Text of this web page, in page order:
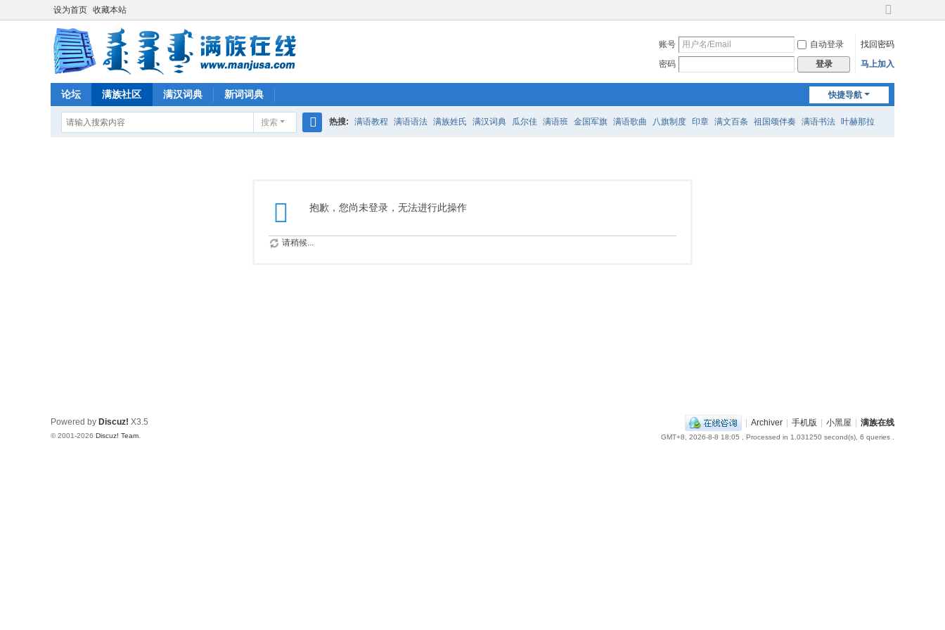
设为首页 收藏本站
切
到
宽
账号 自动登录
找回密码
密码
登录 马上加入
快捷导航
论坛 满族社区 满汉词典 新词词典
搜索 热搜: 满语教程 满语语法 满族姓氏 满汉词典 瓜尔佳 满语班 金国军旗 满语歌曲 八旗制度 印章 满文百条 祖国颂伴奏 满语书法 叶赫那拉
抱歉，您尚未登录，无法进行此操作
请稍候...
| Archiver | 手机版 | 小黑屋 | 满族在线
GMT+8, 2026-8-8 18:05 , Processed in 1.031250 second(s), 6 queries .
Powered by Discuz! X3.5
© 2001-2026 Discuz! Team